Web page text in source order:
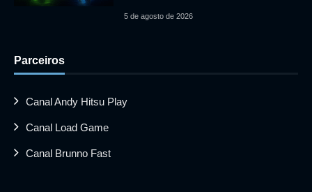
5 de agosto de 2026
Parceiros
Canal Andy Hitsu Play
Canal Load Game
Canal Brunno Fast